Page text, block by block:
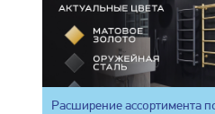
Расширение ассортимента